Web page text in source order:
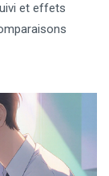
et effets